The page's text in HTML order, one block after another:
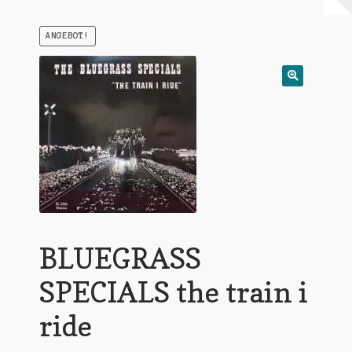
Warenkorb
Mein Konto
ANGEBOT!
BLUEGRASS
SPECIALS the train i
ride